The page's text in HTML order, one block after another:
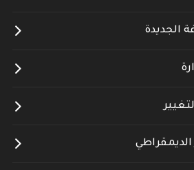
الجديدة
الديمقراطي